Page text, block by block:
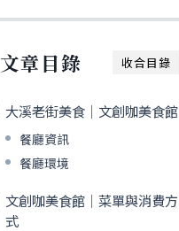
收合目錄
文章目錄
大溪老街美食｜文創咖美食館
餐廳資訊
餐廳環境
文創咖美食館｜菜單與消費方
式